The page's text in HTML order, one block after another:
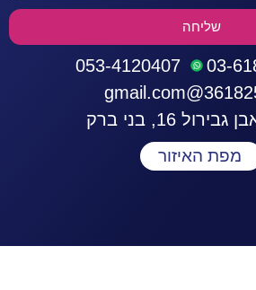
שליחה
03-
053-4120407
16, בני ברק
מפת האיזור